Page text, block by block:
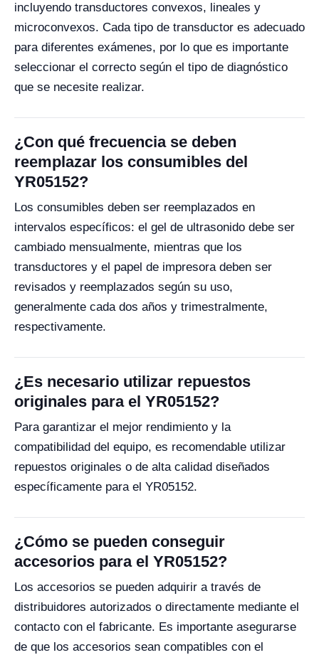
incluyendo transductores convexos, lineales y
microconvexos. Cada tipo de transductor es adecuado
para diferentes exámenes, por lo que es importante
seleccionar el correcto según el tipo de diagnóstico
que se necesite realizar.
¿Con qué frecuencia se deben
reemplazar los consumibles del
YR05152?
Los consumibles deben ser reemplazados en
intervalos específicos: el gel de ultrasonido debe ser
cambiado mensualmente, mientras que los
transductores y el papel de impresora deben ser
revisados y reemplazados según su uso,
generalmente cada dos años y trimestralmente,
respectivamente.
¿Es necesario utilizar repuestos
originales para el YR05152?
Para garantizar el mejor rendimiento y la
compatibilidad del equipo, es recomendable utilizar
repuestos originales o de alta calidad diseñados
específicamente para el YR05152.
¿Cómo se pueden conseguir
accesorios para el YR05152?
Los accesorios se pueden adquirir a través de
distribuidores autorizados o directamente mediante el
contacto con el fabricante. Es importante asegurarse
de que los accesorios sean compatibles con el